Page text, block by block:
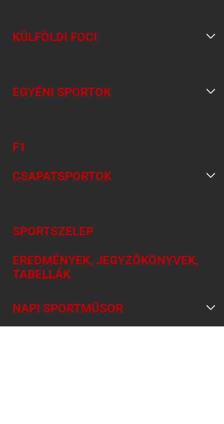
KÜLFÖLDI FOCI
EGYÉNI SPORTOK
F1
CSAPATSPORTOK
SPORTSZELEP
EREDMÉNYEK, JEGYZŐKÖNYVEK,
TABELLÁK
NAPI SPORTMŰSOR